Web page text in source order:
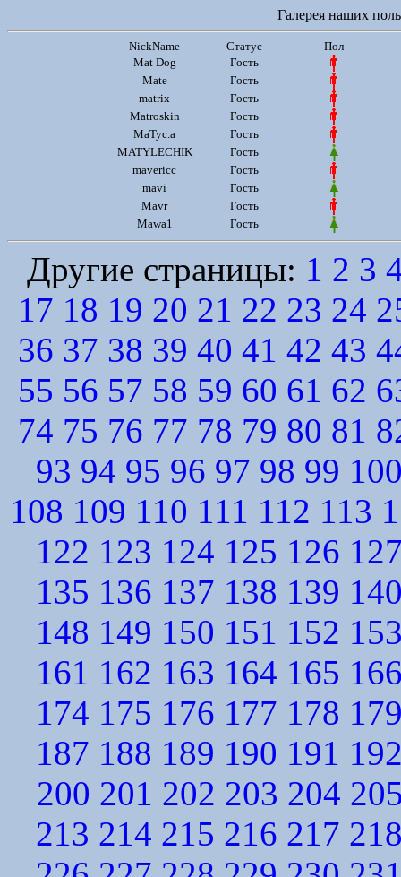
Галерея наших
NickName Статус
Пол
Mat Dog
Гость
Mate
Гость
matrix
Гость
Matroskin
Гость
MaTyc.a
Гость
MATYLECHIK
Гость
mavericc
Гость
mavi
Гость
Mavr
Гость
Mawa1
Гость
Другие страницы: 1 2 3
17 18 19 20 21 22 23 24
36 37 38 39 40 41 42 43
55 56 57 58 59 60 61 62
74 75 76 77 78 79 80 81
93 94 95 96 97 98 99
108 109 110 111 112 113
122 123 124 125 126
135 136 137 138 139
148 149 150 151 152
161 162 163 164 165
174 175 176 177 178
187 188 189 190 191
200 201 202 203 204
213 214 215 216 217